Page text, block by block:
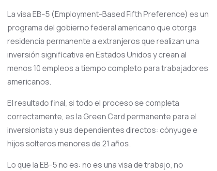
La visa EB-5 (Employment-Based Fifth Preference) es un
programa del gobierno federal americano que otorga
residencia permanente a extranjeros que realizan una
inversión significativa en Estados Unidos y crean al
menos 10 empleos a tiempo completo para trabajadores
americanos.
El resultado final, si todo el proceso se completa
correctamente, es la Green Card permanente para el
inversionista y sus dependientes directos: cónyuge e
hijos solteros menores de 21 años.
Lo que la EB-5 no es: no es una visa de trabajo, no